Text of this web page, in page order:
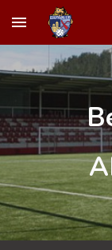
Skip to main